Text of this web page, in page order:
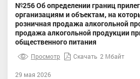
№256 Об определении границ
организациям и объектам, на
розничная продажа алкогольной
продажа алкогольной продукции
общественного питания
Просмотр Скачать 2 Мбайт
29 мая 2026